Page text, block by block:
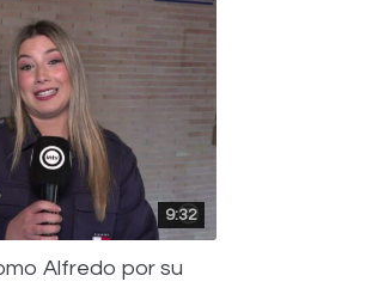
9:32
Alfredo por su